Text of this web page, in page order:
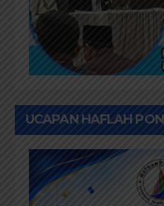
UCAPAN HAFLAH